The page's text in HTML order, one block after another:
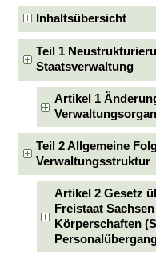
Inhaltsübersicht
Teil 1
Staatsverwaltung
Artikel 1
Teil 2 Allgemeine
Verwaltungsstruktur
Artikel 2 Gesetz
Freistaat
Körperschaften